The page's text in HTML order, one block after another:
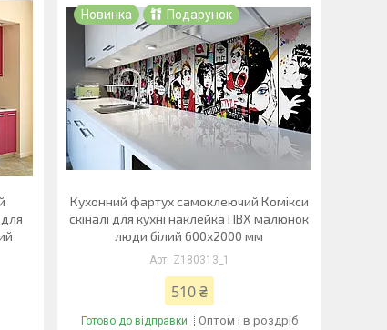
Новинка Подарунок
Кухонний фартух самоклеючий Комікси
скіналі для кухні наклейка ПВХ малюнок
люди білий 600х2000 мм
Z180313_1
510 ₴
Готово до відправки Оптом і в роздріб